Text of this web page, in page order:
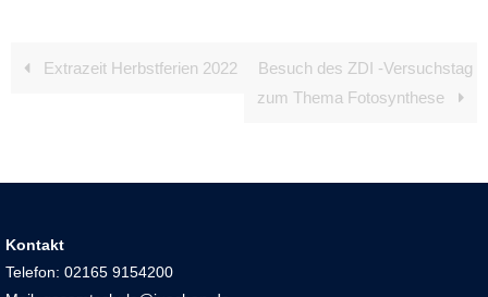
Extrazeit Herbstferien 2022
Besuch des ZDI -Versuchstag
zum Thema Fotosynthese
Kontakt
Telefon: 02165 9154200